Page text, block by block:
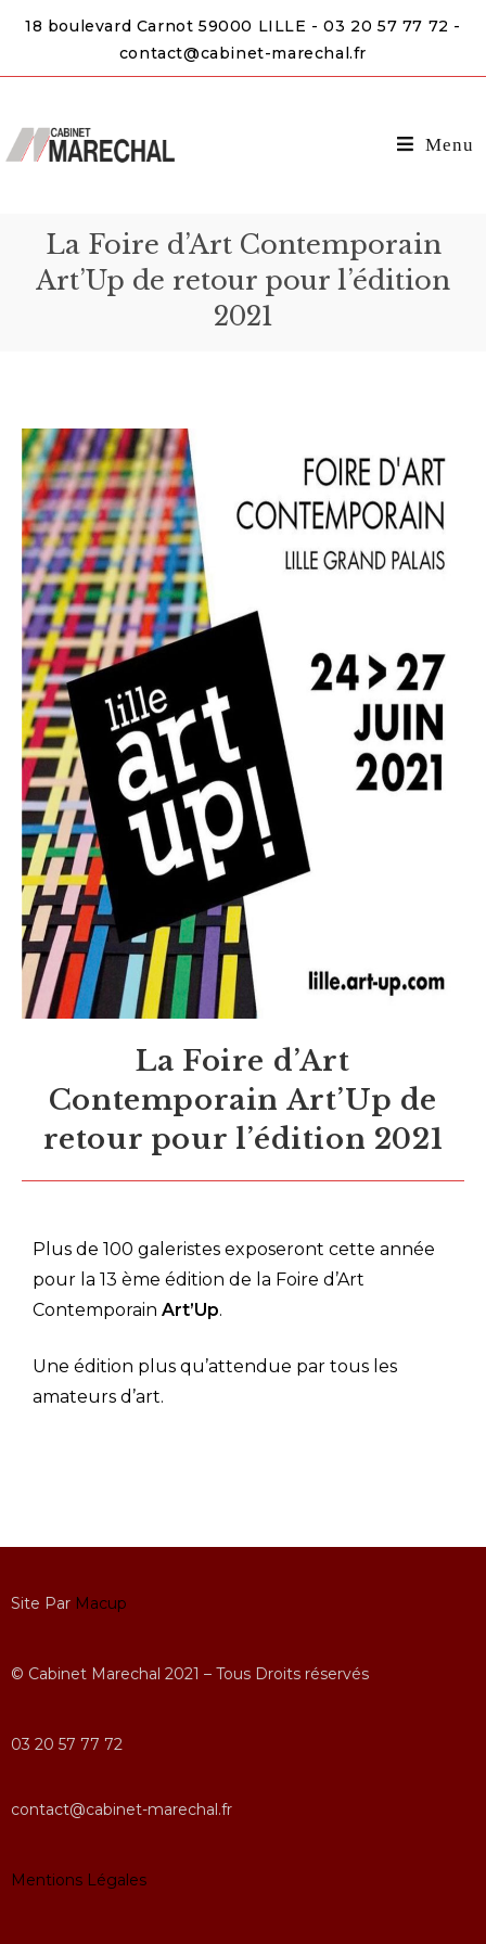
18 boulevard Carnot 59000 LILLE - 03 20 57 77 72 -
contact@cabinet-marechal.fr
Menu
La Foire d’Art Contemporain
Art’Up de retour pour l’édition
2021
La Foire d’Art
Contemporain Art’Up de
retour pour l’édition 2021
Plus de 100 galeristes exposeront cette année
pour la 13 ème édition de la Foire d’Art
Contemporain Art’Up.
Une édition plus qu’attendue par tous les
amateurs d’art.
Site Par Macup
© Cabinet Marechal 2021 – Tous Droits réservés
03 20 57 77 72
contact@cabinet-marechal.fr
Mentions Légales